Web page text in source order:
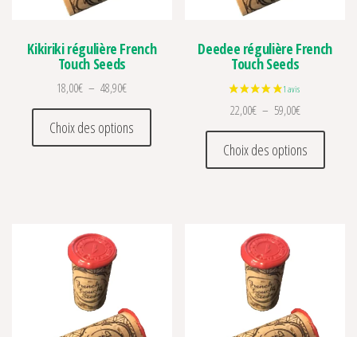
Kikiriki régulière French
Touch Seeds
18,00€ – 48,90€Plage de prix : 18,00€ à 48,90€
Choix des options
Ce produit a plusieurs variations. Les
Deedee régulière French
Touch Seeds
22,00€ – 59,00€Plage de prix
Choix des options
Ce